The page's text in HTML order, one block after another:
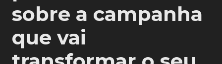
sobre a campanha
que vai